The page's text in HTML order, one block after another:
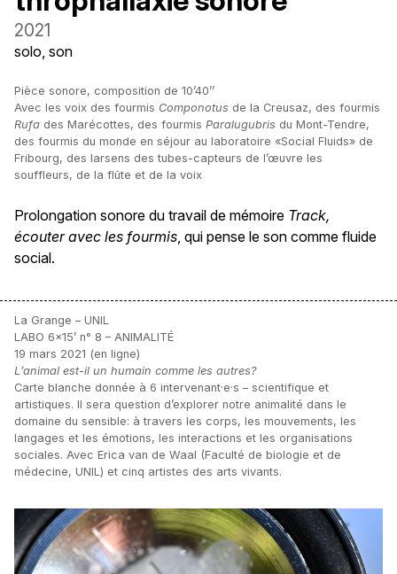
2021
solo, son
Pièce sonore, composition de 10’40’’
Avec les voix des fourmis Componotus de la Creusaz, des fourmis
Rufa des Marécottes, des fourmis Paralugubris du Mont-Tendre,
des fourmis du monde en séjour au laboratoire «Social Fluids» de
Fribourg, des larsens des tubes-capteurs de l’œuvre les
souffleurs, de la flûte et de la voix
Prolongation sonore du travail de mémoire Track,
écouter avec les fourmis, qui pense le son comme fluide
social.
La Grange – UNIL
LABO 6×15’ n° 8 – ANIMALITÉ
19 mars 2021 (en ligne)
L’animal est-il un humain comme les autres?
Carte blanche donnée à 6 intervenant·e·s – scientifique et
artistiques. Il sera question d’explorer notre animalité dans le
domaine du sensible: à travers les corps, les mouvements, les
langages et les émotions, les interactions et les organisations
sociales. Avec Erica van de Waal (Faculté de biologie et de
médecine, UNIL) et cinq artistes des arts vivants.